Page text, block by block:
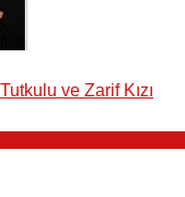
ve Zarif Kızı